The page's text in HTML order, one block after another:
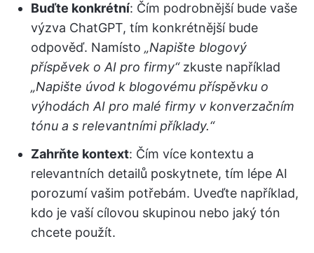
Buďte konkrétní: Čím podrobnější bude vaše
výzva ChatGPT, tím konkrétnější bude
odpověď. Namísto „Napište blogový
příspěvek o AI pro firmy“zkuste například
„Napište úvod k blogovému příspěvku o
výhodách AI pro malé firmy v konverzačním
tónu a s relevantními příklady.“
Zahrňte kontext: Čím více kontextu a
relevantních detailů poskytnete, tím lépe AI
porozumí vašim potřebám. Uveďte například,
kdo je vaší cílovou skupinou nebo jaký tón
chcete použít.